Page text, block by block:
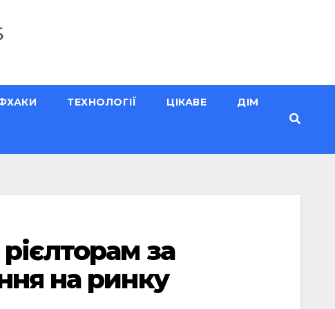
ТЕХНОЛОГІЇ ЦІКАВЕ ДІМ
за
на ринку